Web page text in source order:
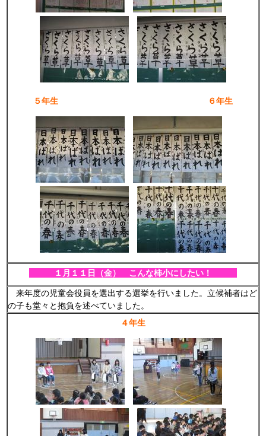
５年生 ６年生
１月１１ 日（金） こんな柿小にしたい！
来年度の児童会役員を選出する選挙を行いました。立候補者はど
の子も堂々と抱負を述べていました。
４年生